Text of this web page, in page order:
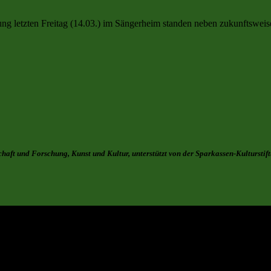
letzten Freitag (14.03.) im Sängerheim standen neben
und Forschung, Kunst und Kultur, unterstützt von der Sparkassen-